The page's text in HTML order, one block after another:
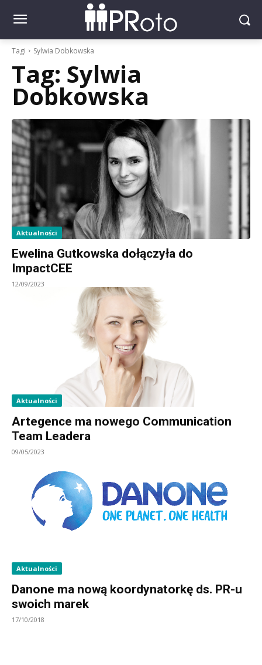
Tagi Sylwia Dobkowska
Tag: Sylwia
Dobkowska
Aktualności
Ewelina Gutkowska dołączyła do
ImpactCEE
12/09/2023
Aktualności
Artegence ma nowego Communication
Team Leadera
09/05/2023
Aktualności
Danone ma nową koordynatorkę ds. PR-u
swoich marek
17/10/2018